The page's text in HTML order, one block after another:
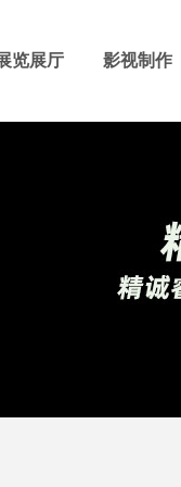
览展厅 影视制作